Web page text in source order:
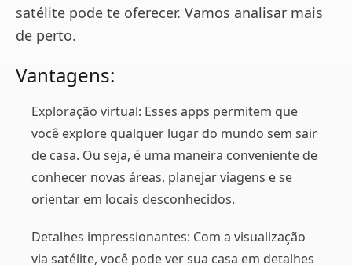
satélite pode te oferecer. Vamos analisar mais
de perto.
Vantagens:
Exploração virtual: Esses apps permitem que
você explore qualquer lugar do mundo sem sair
de casa. Ou seja, é uma maneira conveniente de
conhecer novas áreas, planejar viagens e se
orientar em locais desconhecidos.
Detalhes impressionantes: Com a visualização
via satélite, você pode ver sua casa em detalhes